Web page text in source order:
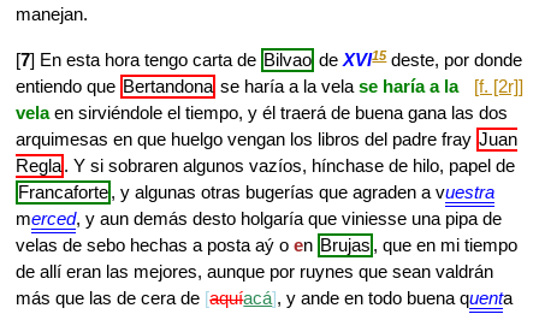
manejan.
[7] En esta hora tengo carta de Bilvao deXVI15deste, por donde
entiendo que Bertandona se haría a la vela [f. [2r]]
se haría a la
velaen sirviéndole el tiempo, y él traerá de buena gana las dos
arquimesas en que huelgo vengan los libros del padre fray Juan
Regla. Y si sobraren algunos vazíos, hínchase de hilo, papel de
Francaforte, y algunas otras bugerías que agraden a vuestra
merced, y aun demás desto holgaría que viniesse una pipa de
velas de sebo hechas a posta aý oen Brujas , que en mi tiempo
de allí eran las mejores, aunque por ruynes que sean valdrán
más que las de cera de aquíacá , y ande en todo buena quenta